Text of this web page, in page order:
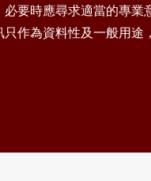
要時應尋求適當的專業
作為資料性及一般用途